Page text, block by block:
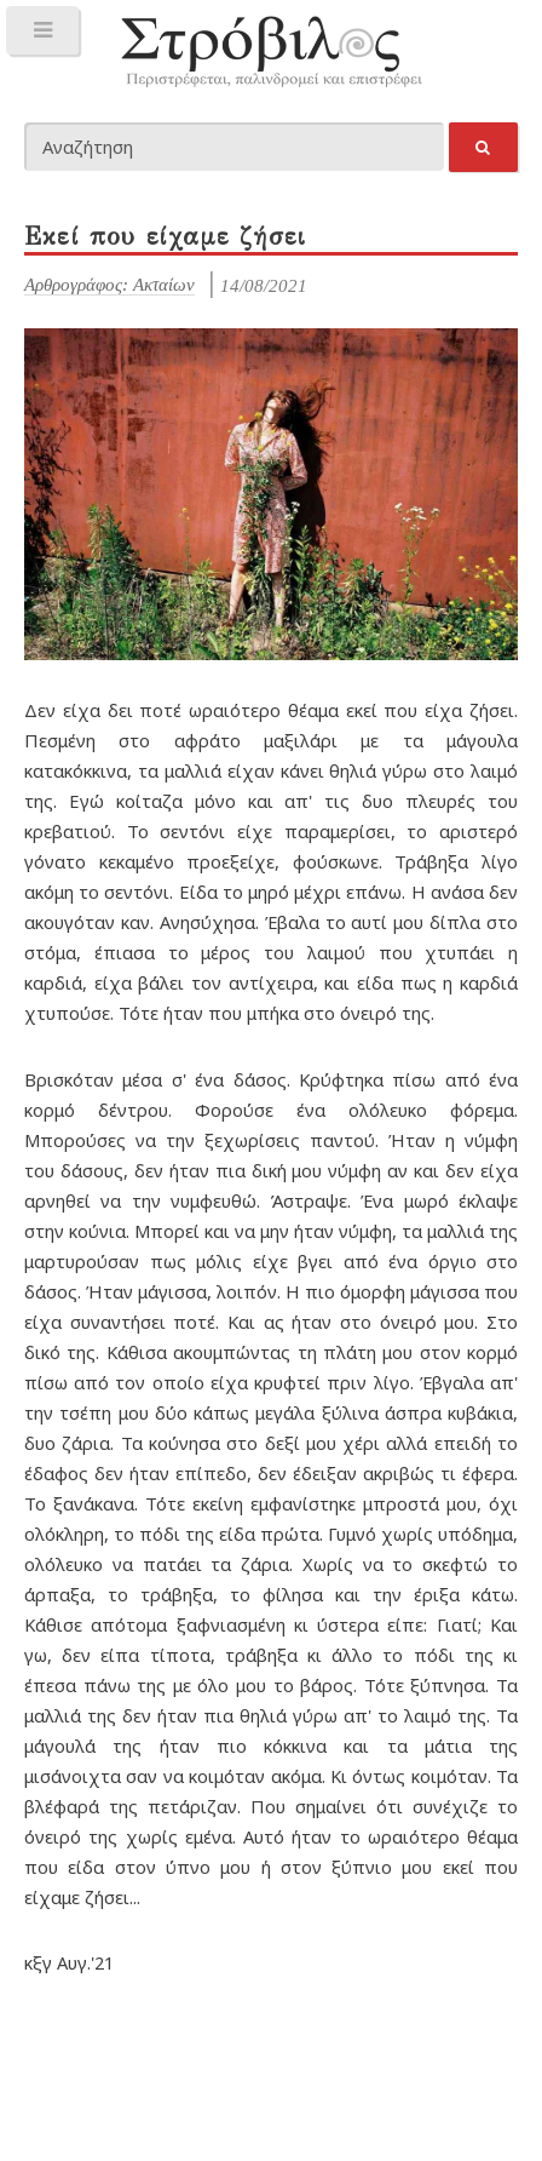
Εκεί που είχαμε ζήσει
Αρθρογράφος: Ακταίων 14/08/2021
Δεν είχα δει ποτέ ωραιότερο θέαμα εκεί που είχα ζήσει.
Πεσμένη στο αφράτο μαξιλάρι με τα μάγουλα
κατακόκκινα, τα μαλλιά είχαν κάνει θηλιά γύρω στο λαιμό
της. Εγώ κοίταζα μόνο και απ' τις δυο πλευρές του
κρεβατιού. Το σεντόνι είχε παραμερίσει, το αριστερό
γόνατο κεκαμένο προεξείχε, φούσκωνε. Τράβηξα λίγο
ακόμη το σεντόνι. Είδα το μηρό μέχρι επάνω. Η ανάσα δεν
ακουγόταν καν. Ανησύχησα. Έβαλα το αυτί μου δίπλα στο
στόμα, έπιασα το μέρος του λαιμού που χτυπάει η
καρδιά, είχα βάλει τον αντίχειρα, και είδα πως η καρδιά
χτυπούσε. Τότε ήταν που μπήκα στο όνειρό της.
Βρισκόταν μέσα σ' ένα δάσος. Κρύφτηκα πίσω από ένα
κορμό δέντρου. Φορούσε ένα ολόλευκο φόρεμα.
Μπορούσες να την ξεχωρίσεις παντού. Ήταν η νύμφη
του δάσους, δεν ήταν πια δική μου νύμφη αν και δεν είχα
αρνηθεί να την νυμφευθώ. Άστραψε. Ένα μωρό έκλαψε
στην κούνια. Μπορεί και να μην ήταν νύμφη, τα μαλλιά της
μαρτυρούσαν πως μόλις είχε βγει από ένα όργιο στο
δάσος. Ήταν μάγισσα, λοιπόν. Η πιο όμορφη μάγισσα που
είχα συναντήσει ποτέ. Και ας ήταν στο όνειρό μου. Στο
δικό της. Κάθισα ακουμπώντας τη πλάτη μου στον κορμό
πίσω από τον οποίο είχα κρυφτεί πριν λίγο. Έβγαλα απ'
την τσέπη μου δύο κάπως μεγάλα ξύλινα άσπρα κυβάκια,
δυο ζάρια. Τα κούνησα στο δεξί μου χέρι αλλά επειδή το
έδαφος δεν ήταν επίπεδο, δεν έδειξαν ακριβώς τι έφερα.
Το ξανάκανα. Τότε εκείνη εμφανίστηκε μπροστά μου, όχι
ολόκληρη, το πόδι της είδα πρώτα. Γυμνό χωρίς υπόδημα,
ολόλευκο να πατάει τα ζάρια. Χωρίς να το σκεφτώ το
άρπαξα, το τράβηξα, το φίλησα και την έριξα κάτω.
Κάθισε απότομα ξαφνιασμένη κι ύστερα είπε: Γιατί; Και
γω, δεν είπα τίποτα, τράβηξα κι άλλο το πόδι της κι
έπεσα πάνω της με όλο μου το βάρος. Τότε ξύπνησα. Τα
μαλλιά της δεν ήταν πια θηλιά γύρω απ' το λαιμό της. Τα
μάγουλά της ήταν πιο κόκκινα και τα μάτια της
μισάνοιχτα σαν να κοιμόταν ακόμα. Κι όντως κοιμόταν. Τα
βλέφαρά της πετάριζαν. Που σημαίνει ότι συνέχιζε το
όνειρό της χωρίς εμένα. Αυτό ήταν το ωραιότερο θέαμα
που είδα στον ύπνο μου ή στον ξύπνιο μου εκεί που
είχαμε ζήσει...
κξγ Αυγ.'21